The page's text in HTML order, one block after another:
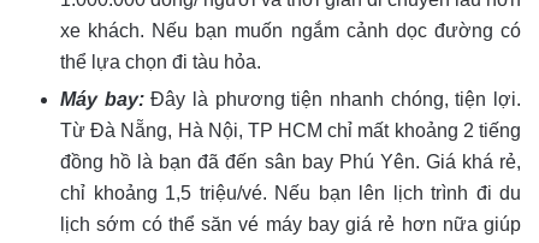
xe khách. Nếu bạn muốn ngắm cảnh dọc đường có
thể lựa chọn đi tàu hỏa.
Máy bay: Đây là phương tiện nhanh chóng, tiện lợi.
Từ Đà Nẵng, Hà Nội, TP HCM chỉ mất khoảng 2 tiếng
đồng hồ là bạn đã đến sân bay Phú Yên. Giá khá rẻ,
chỉ khoảng 1,5 triệu/vé. Nếu bạn lên lịch trình đi du
lịch sớm có thể săn vé máy bay giá rẻ hơn nữa giúp